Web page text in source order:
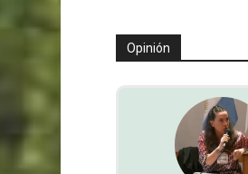
Opinión